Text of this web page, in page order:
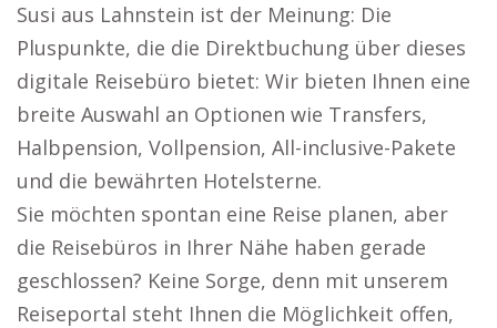
Susi aus Lahnstein ist der Meinung: Die
Pluspunkte, die die Direktbuchung über dieses
digitale Reisebüro bietet: Wir bieten Ihnen eine
breite Auswahl an Optionen wie Transfers,
Halbpension, Vollpension, All-inclusive-Pakete
und die bewährten Hotelsterne.
Sie möchten spontan eine Reise planen, aber
die Reisebüros in Ihrer Nähe haben gerade
geschlossen? Keine Sorge, denn mit unserem
Reiseportal steht Ihnen die Möglichkeit offen,